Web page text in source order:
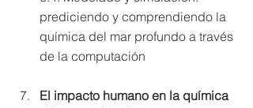
prediciendo y comprendiendo la
química del mar profundo a través
de la computación
El impacto humano en la química